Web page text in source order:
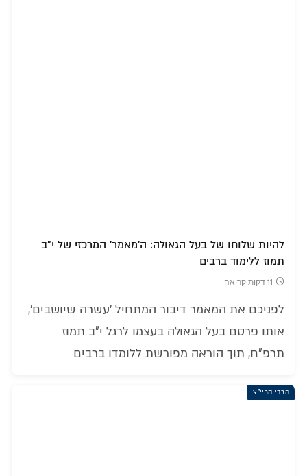
להיות שלוחו של בעל הגאולה: ה'מאמר' המרכזי של י"ב
תמוז ללימוד ברבים
11 דקות קריאה
לפניכם את המאמר דיבור המתחיל 'עשרה שיושבים',
אותו פרסם בעל הגאולה בעצמו לרגל י"ב תמוז
תרפ"ח, תוך הוראה מפורשת ללומדו ברבים
הרבי הריי"צ